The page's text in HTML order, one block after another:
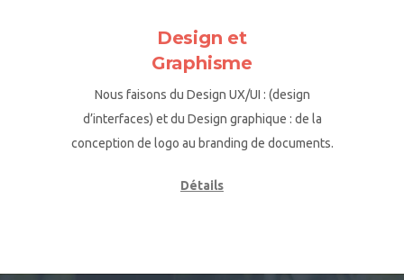
Design et
Graphisme
Nous faisons du Design UX/UI : (design
d’interfaces) et du Design graphique : de la
conception de logo au branding de documents.
Détails